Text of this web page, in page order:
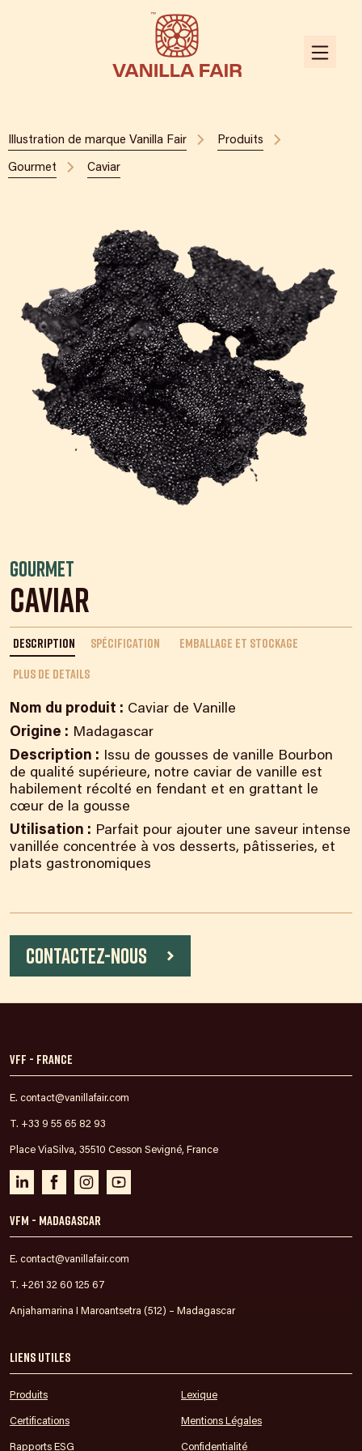
Illustration de marque Vanilla Fair Produits
Gourmet Caviar
Gourmet
Caviar
DESCRIPTION SPÉCIFICATION
EMBALLAGE ET STOCKAGE
PLUS DE DETAILS
Nom du produit : Caviar de Vanille
Origine : Madagascar
Description : Issu de gousses de vanille Bourbon
de qualité supérieure, notre caviar de vanille est
habilement récolté en fendant et en grattant le
cœur de la gousse
Utilisation : Parfait pour ajouter une saveur intense
vanillée concentrée à vos desserts, pâtisseries, et
plats gastronomiques
Contactez-nous
VFF - France
E. contact@vanillafair.com
T. +33 9 55 65 82 93
Place ViaSilva, 35510 Cesson Sevigné, France
VFM - Madagascar
E. contact@vanillafair.com
T. +261 32 60 125 67
Anjahamarina I Maroantsetra (512) – Madagascar
Liens utiles
Produits Lexique
Certifications Mentions Légales
Rapports ESG Confidentialité